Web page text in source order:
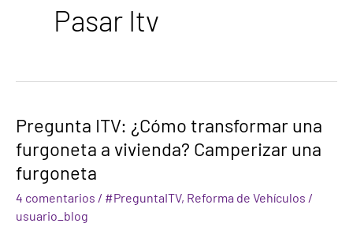
Pasar Itv
Pregunta ITV: ¿Cómo transformar una
furgoneta a vivienda? Camperizar una
furgoneta
4 comentarios / #PreguntaITV, Reforma de Vehículos /
usuario_blog
Pregunta
ITV:
¿Cómo
transformar
una
furgoneta
a
vivienda?